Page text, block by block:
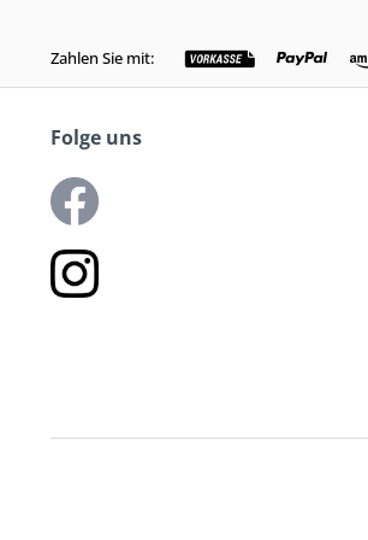
Zahlen Sie mit:
Folge uns